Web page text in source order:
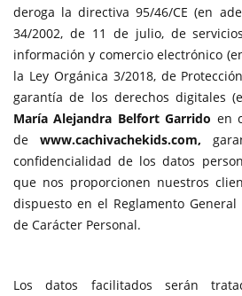
deroga la directiva 95/46/CE (en
34/2002, de 11 de julio, de
información y comercio electrónico
la Ley Orgánica 3/2018, de
garantía de los derechos digitales
María Alejandra Belfort Garrido en
de www.cachivachekids.com,
confidencialidad de los datos
que nos proporcionen nuestros
dispuesto en el Reglamento
de Carácter Personal.
Los datos facilitados serán